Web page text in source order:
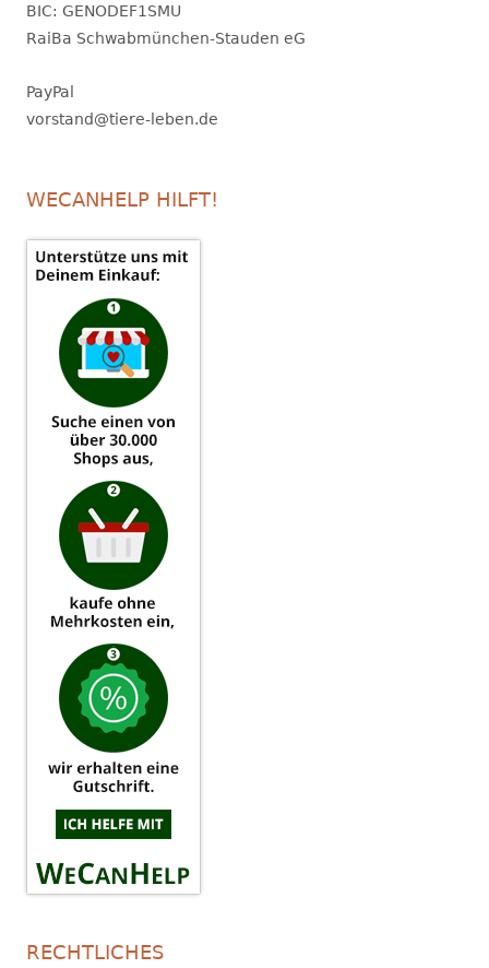
BIC: GENODEF1SMU
RaiBa Schwabmünchen-Stauden eG
PayPal
vorstand@tiere-leben.de
WECANHELP HILFT!
RECHTLICHES